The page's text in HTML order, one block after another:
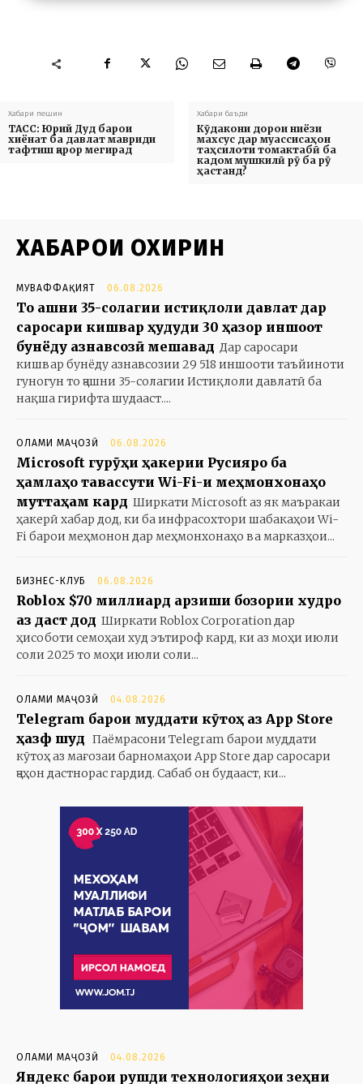
Хабари пешин
ТАСС: Юрий Дуд барои
хиёнат ба давлат мавриди
тафтиш қарор мегирад
Хабари баъди
Кӯдакони дорои ниёзи
махсус дар муассисаҳои
таҳсилоти томактабӣ ба
кадом мушкилӣ рӯ ба рӯ
ҳастанд?
ХАБАРҲОИ ОХИРИН
МУВАФФАҚИЯТ 06.08.2026
То ҷашни 35-солагии истиқлоли давлат дар
саросари кишвар ҳудуди 30 ҳазор иншоот
бунёду азнавсозӣ мешавад Дар саросари
кишвар бунёду азнавсозии 29 518 иншооти таъйиноти
гуногун то ҷашни 35-солагии Истиқлоли давлатӣ ба
нақша гирифта шудааст....
ОЛАМИ МАҶОЗӢ 06.08.2026
Microsoft гурӯҳи ҳакерии Русияро ба
ҳамлаҳо тавассути Wi-Fi-и меҳмонхонаҳо
муттаҳам кард Ширкати Microsoft аз як маъракаи
ҳакерӣ хабар дод, ки ба инфрасохтори шабакаҳои Wi-
Fi барои меҳмонон дар меҳмонхонаҳо ва марказҳои...
БИЗНЕС-КЛУБ 06.08.2026
Roblox $70 миллиард арзиши бозории худро
аз даст дод Ширкати Roblox Corporation дар
ҳисоботи семоҳаи худ эътироф кард, ки аз моҳи июли
соли 2025 то моҳи июли соли...
ОЛАМИ МАҶОЗӢ 04.08.2026
Telegram барои муддати кӯтоҳ аз App Store
ҳазф шуд Паёмрасони Telegram барои муддати
кӯтоҳ аз мағозаи барномаҳои App Store дар саросари
ҷаҳон дастнорас гардид. Сабаб он будааст, ки...
ОЛАМИ МАҶОЗӢ 04.08.2026
Яндекс барои рушди технологияҳои зеҳни